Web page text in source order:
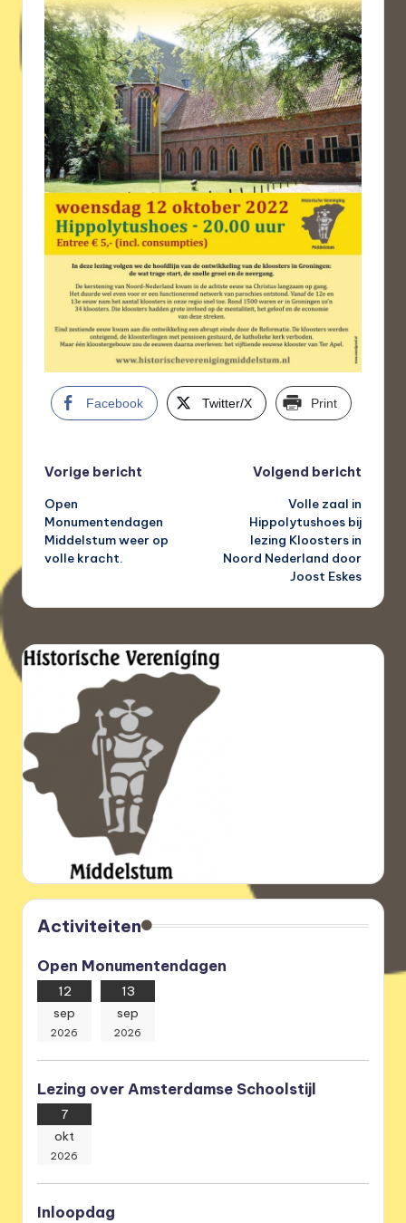
Facebook Twitter/X Print
Bericht
navigatie
Vorige bericht
Open
Monumentendagen
Middelstum weer op
volle kracht.
Volgend bericht
Volle zaal in
Hippolytushoes bij
lezing Kloosters in
Noord Nederland door
Joost Eskes
Activiteiten
Open Monumentendagen
12
sep
2026
13
sep
2026
Lezing over Amsterdamse Schoolstijl
7
okt
2026
Inloopdag